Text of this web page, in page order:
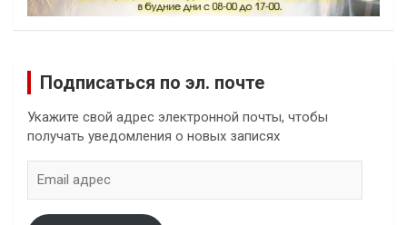
Подписаться по эл. почте
Укажите свой адрес электронной почты, чтобы
получать уведомления о новых записях
адрес